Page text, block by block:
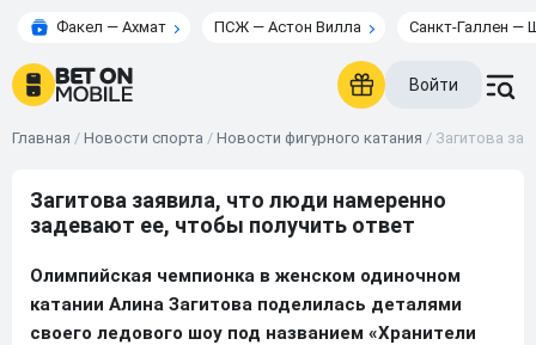
Факел — Ахмат ПСЖ — Астон Вилла Санкт-Галлен —
Войти
Главная / Новости спорта / Новости фигурного катания / Загитова
Загитова заявила, что люди намеренно
задевают ее, чтобы получить ответ
Олимпийская чемпионка в женском одиночном
катании Алина Загитова поделилась деталями
своего ледового шоу под названием «Хранители